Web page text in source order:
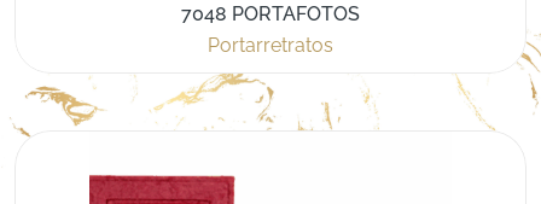
7048 PORTAFOTOS
Portarretratos